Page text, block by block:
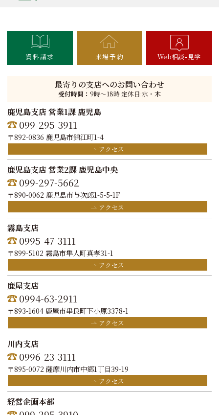
資料請求 来場予約 Web相談 見学
最寄りの支店へのお問い合わせ
受付時間： 9時〜18時 定休日:水・木
鹿児島支店 営業1課 鹿児島
099-295-3911
〒892-0836 鹿児島市錦江町1-4
アクセス
鹿児島支店 営業2課 鹿児島中央
099-297-5662
〒890-0062 鹿児島市与次郎1-5-5-1F
アクセス
霧島支店
0995-47-3111
〒899-5102 霧島市隼人町真孝31-1
アクセス
鹿屋支店
0994-63-2911
〒893-1604 鹿屋市串良町下小原3378-1
アクセス
川内支店
0996-23-3111
〒895-0072 薩摩川内市中郷1丁目39-19
アクセス
経営企画本部